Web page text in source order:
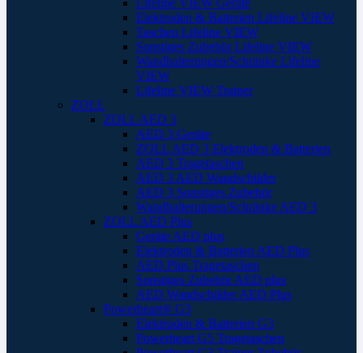
Lifeline VIEW Geräte
Elektroden & Batterien Lifeline VIEW
Taschen Lifeline VIEW
Sonstiges Zubehör Lifeline VIEW
Wandhalterungen/Schränke Lifeline
VIEW
Lifeline VIEW Trainer
ZOLL
ZOLL AED 3
AED 3 Geräte
ZOLL AED 3 Elektroden & Batterien
AED 3 Tragetaschen
AED 3 AED Wandschilder
AED 3 Sonstiges Zubehör
Wandhalterungen/Schränke AED 3
ZOLL AED Plus
Geräte AED plus
Elektroden & Batterien AED Plus
AED Plus Tragetaschen
Sonstiges Zubehör AED plus
AED Wandschilder AED Plus
Powerheart® G3
Elektroden & Batterien G3
Powerheart G5 Tragetaschen